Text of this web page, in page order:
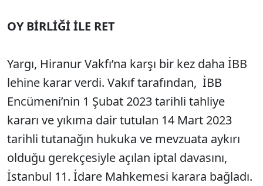
OY BİRLİĞİ İLE RET
Yargı, Hiranur Vakfı’na karşı bir kez daha İBB
lehine karar verdi. Vakıf tarafından, İBB
Encümeni’nin 1 Şubat 2023 tarihli tahliye
kararı ve yıkıma dair tutulan 14 Mart 2023
tarihli tutanağın hukuka ve mevzuata aykırı
olduğu gerekçesiyle açılan iptal davasını,
İstanbul 11. İdare Mahkemesi karara bağladı.